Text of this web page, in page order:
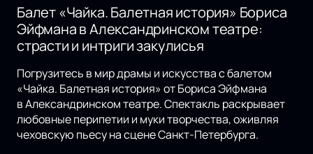
Балет «Чайка. Балетная история» Бориса
Эйфмана в Александринском театре:
страсти и интриги закулисья
Погрузитесь в мир драмы и искусства с балетом
«Чайка. Балетная история» от Бориса Эйфмана
в Александринском театре. Спектакль раскрывает
любовные перипетии и муки творчества, оживляя
чеховскую пьесу на сцене Санкт-Петербурга.